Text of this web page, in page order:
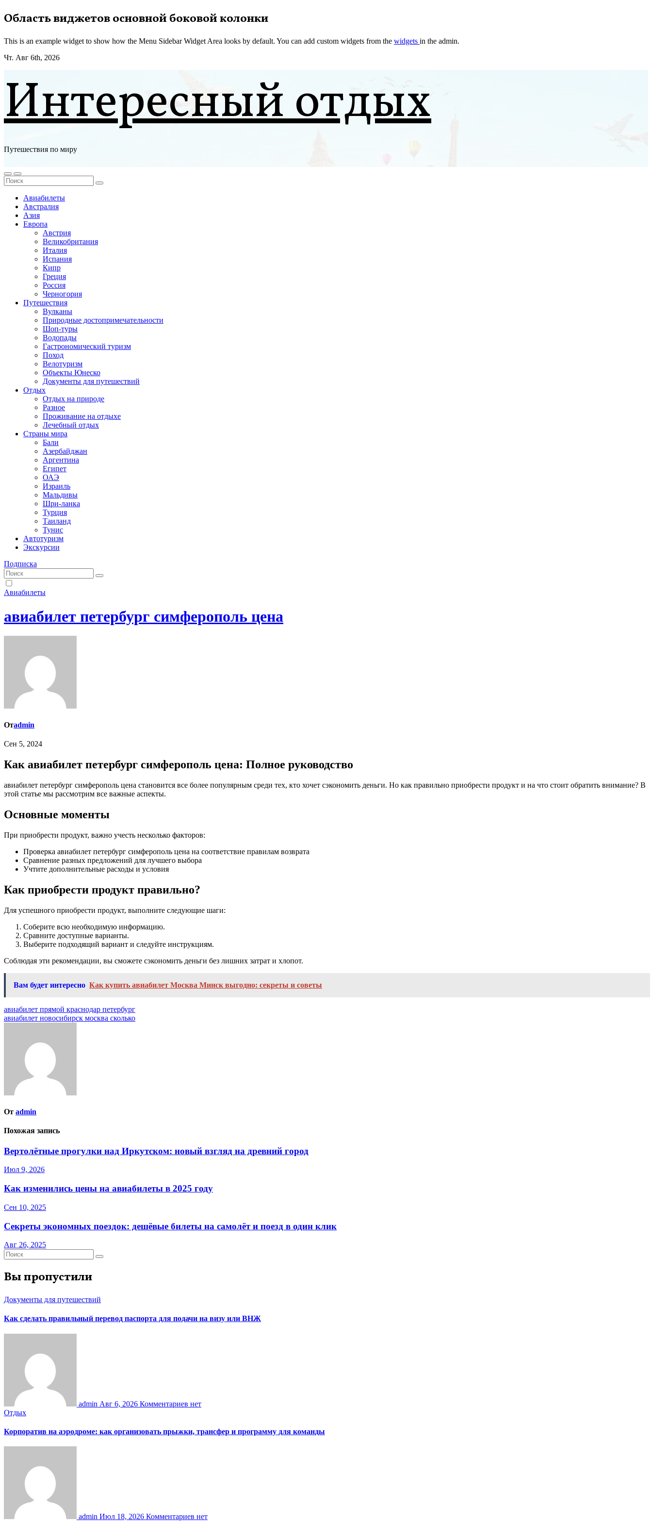
Перейти
к
Область виджетов основной боковой колонки
This is an example widget to show how the Menu Sidebar Widget Area looks by default. You can add custom widgets from the widgets in the admin.
Чт. Авг 6th, 2026
Интересный отдых
Путешествия по миру
Авиабилеты
Австралия
Азия
Европа
Австрия
Великобритания
Италия
Испания
Кипр
Греция
Россия
Черногория
Путешествия
Вулканы
Природные достопримечательности
Шоп-туры
Водопады
Гастрономический туризм
Поход
Велотуризм
Объекты Юнеско
Документы для путешествий
Отдых
Отдых на природе
Разное
Проживание на отдыхе
Лечебный отдых
Страны мира
Бали
Азербайджан
Аргентина
Египет
ОАЭ
Израиль
Мальдивы
Шри-ланка
Турция
Таиланд
Тунис
Автотуризм
Экскурсии
Подписка
Авиабилеты
авиабилет петербург симферополь цена
Отadmin
Сен 5, 2024
Как авиабилет петербург симферополь цена: Полное руководство
авиабилет петербург симферополь цена становится все более популярным среди тех, кто хочет сэкономить деньги. Но как правильно приобрести продукт и на что стоит обратить внимание? В
этой статье мы рассмотрим все важные аспекты.
Основные моменты
При приобрести продукт, важно учесть несколько факторов:
Проверка авиабилет петербург симферополь цена на соответствие правилам возврата
Сравнение разных предложений для лучшего выбора
Учтите дополнительные расходы и условия
Как приобрести продукт правильно?
Для успешного приобрести продукт, выполните следующие шаги:
Соберите всю необходимую информацию.
Сравните доступные варианты.
Выберите подходящий вариант и следуйте инструкциям.
Соблюдая эти рекомендации, вы сможете сэкономить деньги без лишних затрат и хлопот.
Вам будет интересно Как купить авиабилет Москва Минск выгодно: секреты и советы
Навигация
по
авиабилет прямой краснодар петербург
авиабилет новосибирск москва сколько
От admin
Похожая запись
Вертолётные прогулки над Иркутском: новый взгляд на древний город
Июл 9, 2026
Как изменились цены на авиабилеты в 2025 году
Сен 10, 2025
Секреты экономных поездок: дешёвые билеты на самолёт и поезд в один клик
Авг 26, 2025
Вы пропустили
Документы для путешествий
Как сделать правильный перевод паспорта для подачи на визу или ВНЖ
admin Авг 6, 2026 Комментариев нет
Отдых
Корпоратив на аэродроме: как организовать прыжки, трансфер и программу для команды
admin Июл 18, 2026 Комментариев нет